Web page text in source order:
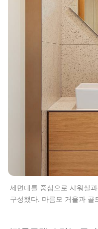
세면대를 중심으로 샤워실
구성했다. 마름모 거울과 골